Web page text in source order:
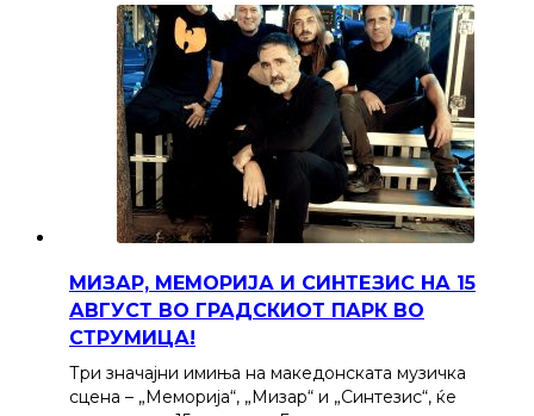
МИЗАР, МЕМОРИЈА И СИНТЕЗИС НА 15
АВГУСТ ВО ГРАДСКИОТ ПАРК ВО
СТРУМИЦА!
Три значајни имиња на македонската музичка
сцена – „Меморија“, „Мизар“ и „Синтезис“, ќе